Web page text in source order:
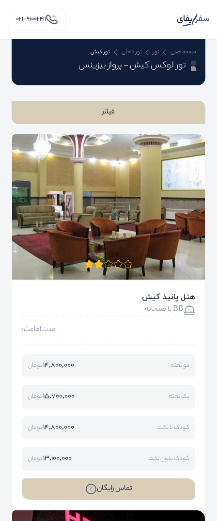
۰۲۱-91002411
صفحه اصلی تور تور داخلی تور کیش
تور لوکس کیش - پرواز بیزینس
فیلتر
هتل پانیذ کیش
BB با صبحانه
مدت اقامت:
دو تخته 14,800,000تومان
یک تخته 15,700,000تومان
کودک با تخت 14,800,000تومان
کودک بدون تخت 13,100,000تومان
تماس رایگان